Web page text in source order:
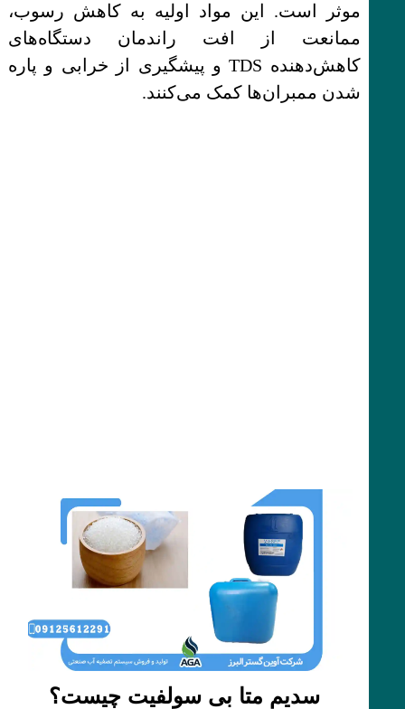
موثر است. این مواد اولیه به کاهش رسوب،
ممانعت از افت راندمان دستگاه‌های
کاهش‌دهنده TDS و پیشگیری از خرابی و پاره
شدن ممبران‌ها کمک می‌کنند.
سدیم متا بی سولفیت چیست؟